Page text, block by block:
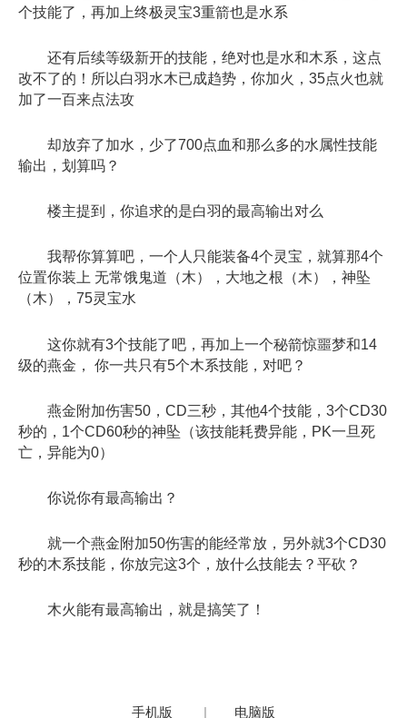
个技能了，再加上终极灵宝3重箭也是水系
还有后续等级新开的技能，绝对也是水和木系，这点
改不了的！所以白羽水木已成趋势，你加火，35点火也就
加了一百来点法攻
却放弃了加水，少了700点血和那么多的水属性技能
输出，划算吗？
楼主提到，你追求的是白羽的最高输出对么
我帮你算算吧，一个人只能装备4个灵宝，就算那4个
位置你装上 无常饿鬼道（木），大地之根（木），神坠
（木），75灵宝水
这你就有3个技能了吧，再加上一个秘箭惊噩梦和14
级的燕金， 你一共只有5个木系技能，对吧？
燕金附加伤害50，CD三秒，其他4个技能，3个CD30
秒的，1个CD60秒的神坠（该技能耗费异能，PK一旦死
亡，异能为0）
你说你有最高输出？
就一个燕金附加50伤害的能经常放，另外就3个CD30
秒的木系技能，你放完这3个，放什么技能去？平砍？
木火能有最高输出，就是搞笑了！
手机版 | 电脑版